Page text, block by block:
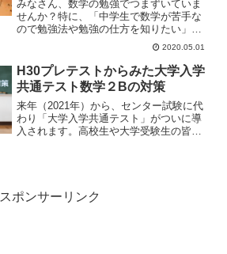
みなさん、数学の勉強でつまずいていま
せんか？特に、「中学生で数学が苦手な
ので勉強法や勉強の仕方を知りたい」
「高校に入学したものの数学の証明がわ
からない」など数学が苦手とする生徒は
毎年枚挙にいとまがありません。数学を
苦手とする人は中学数学から...
2020.05.01
H30プレテストからみた大学入学
共通テスト数学２Bの対策
来年（2021年）から、センター試験に代
わり「大学入学共通テスト」がついに導
入されます。高校生や大学受験生の皆さ
スポンサーリンク